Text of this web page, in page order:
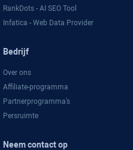
RankDots - AI SEO Tool
Infatica - Web Data Provider
Bedrijf
Over ons
Affiliate-programma
Partnerprogramma's
Persruimte
Neem contact op